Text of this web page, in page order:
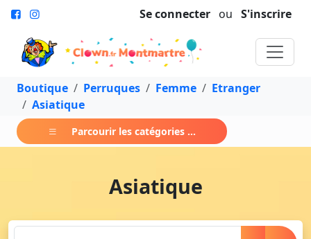
Se connecter ou S'inscrire
Boutique Perruques Femme
Etranger
Asiatique
Parcourir les catégories ...
Asiatique